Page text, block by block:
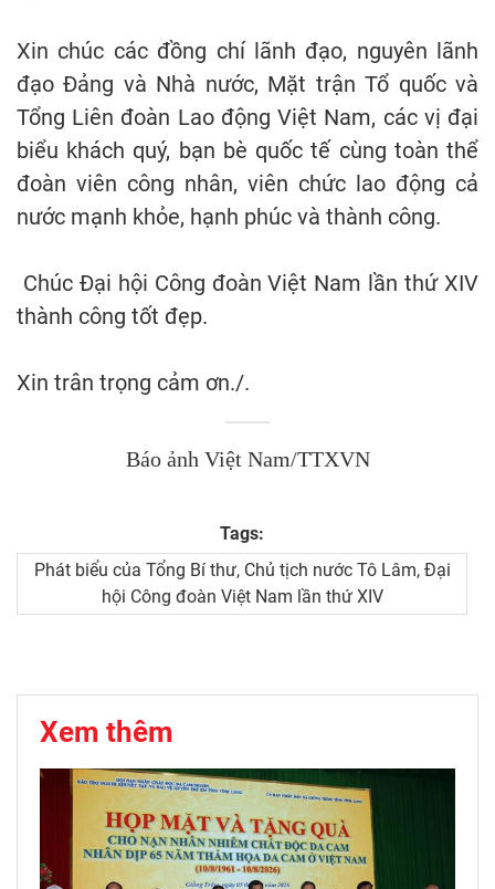
Xin chúc các đồng chí lãnh đạo, nguyên lãnh
đạo Đảng và Nhà nước, Mặt trận Tổ quốc và
Tổng Liên đoàn Lao động Việt Nam, các vị đại
biểu khách quý, bạn bè quốc tế cùng toàn thể
đoàn viên công nhân, viên chức lao động cả
nước mạnh khỏe, hạnh phúc và thành công.
Chúc Đại hội Công đoàn Việt Nam lần thứ XIV
thành công tốt đẹp.
Xin trân trọng cảm ơn./.
Báo ảnh Việt Nam/TTXVN
Tags:
Phát biểu của Tổng Bí thư, Chủ tịch nước Tô Lâm, Đại
hội Công đoàn Việt Nam lần thứ XIV
Xem thêm